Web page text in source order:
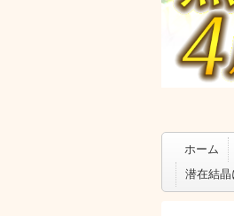
ホーム
潜在結晶